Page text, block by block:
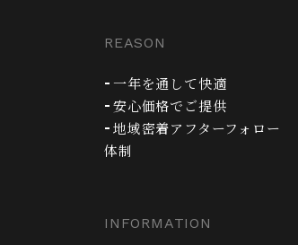
REASON
一年を通して快適
安心価格でご提供
地域密着アフターフォロー
体制
INFORMATION